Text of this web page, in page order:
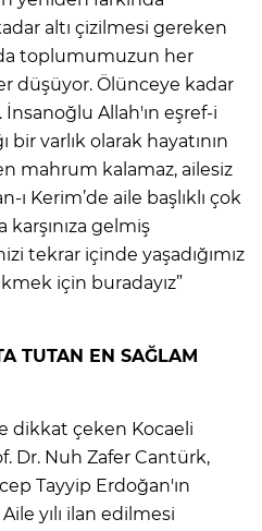
altı çizilmesi gereken
toplumumuzun her
düşüyor. Ölünceye kadar
Allah'ın eşref-i
varlık olarak hayatının
mahrum kalamaz, ailesiz
ı Kerim’de aile başlıklı çok
gelmiş
tekrar içinde yaşadığımız
için buradayız”
TUTAN EN SAĞLAM
dikkat çeken Kocaeli
Dr. Nuh Zafer Cantürk,
Tayyip Erdoğan'ın
yılı ilan edilmesi